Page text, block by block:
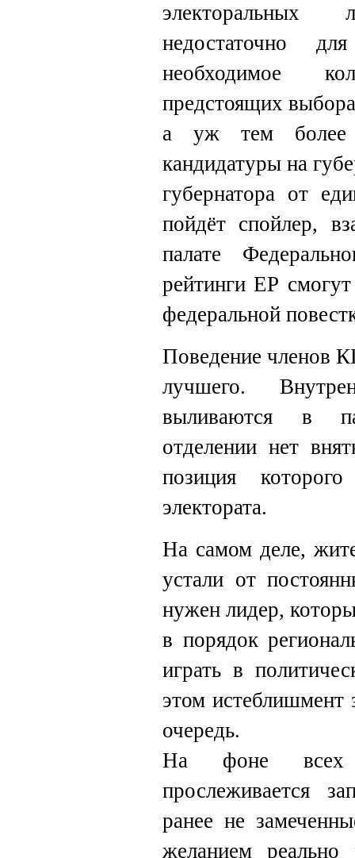
недостаточно
необходимое
предстоящих
а уж тем более
кандидатуры на
губернатора от
пойдёт спойлер,
палате
рейтинги ЕР
федеральной
Поведение членов
лучшего.
выливаются в
отделении нет
позиция
электората.
На самом деле,
устали от
нужен лидер,
в порядок
играть в
этом
очередь.
На фоне всех
прослеживается
ранее не
желанием реально